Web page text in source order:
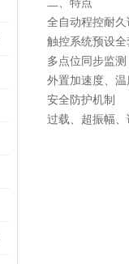
全自动程控耐久
触控系统预设
多点位同步监测
外置加速度、
安全防护机制
过载、超振幅